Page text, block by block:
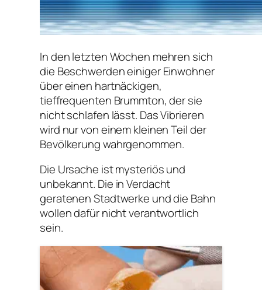
In den letzten Wochen mehren sich
die Beschwerden einiger Einwohner
über einen hartnäckigen,
tieffrequenten Brummton, der sie
nicht schlafen lässt. Das Vibrieren
wird nur von einem kleinen Teil der
Bevölkerung wahrgenommen.
Die Ursache ist mysteriös und
unbekannt. Die in Verdacht
geratenen Stadtwerke und die Bahn
wollen dafür nicht verantwortlich
sein.